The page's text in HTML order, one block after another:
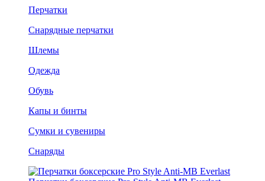
Перчатки
Снарядные перчатки
Шлемы
Одежда
Обувь
Капы и бинты
Сумки и сувениры
Снаряды